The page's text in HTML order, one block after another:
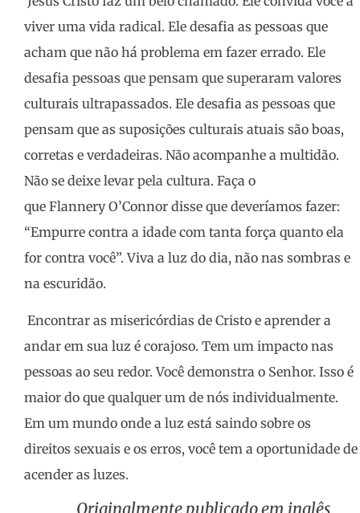
viver uma vida radical. Ele desafia as pessoas que
acham que não há problema em fazer errado. Ele
desafia pessoas que pensam que superaram valores
culturais ultrapassados. Ele desafia as pessoas que
pensam que as suposições culturais atuais são boas,
corretas e verdadeiras. Não acompanhe a multidão.
Não se deixe levar pela cultura. Faça o
que Flannery O’Connor disse que deveríamos fazer:
“Empurre contra a idade com tanta força quanto ela
for contra você”. Viva a luz do dia, não nas sombras e
na escuridão.
Encontrar as misericórdias de Cristo e aprender a
andar em sua luz é corajoso. Tem um impacto nas
pessoas ao seu redor. Você demonstra o Senhor. Isso é
maior do que qualquer um de nós individualmente.
Em um mundo onde a luz está saindo sobre os
direitos sexuais e os erros, você tem a oportunidade de
acender as luzes.
Originalmente publicado em inglês